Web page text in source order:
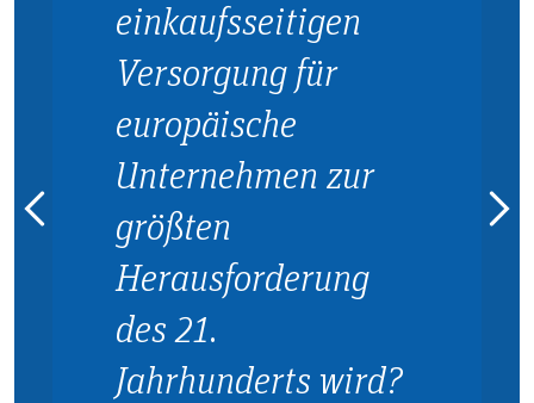
einkaufsseitigen
Versorgung für
europäische
Unternehmen zur
größten
Herausforderung
des 21.
Jahrhunderts wird?